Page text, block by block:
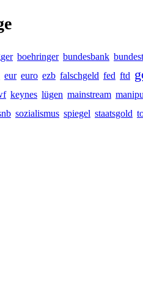
boehringer bundesbank
eur euro ezb falschgeld fed ftd
keynes lügen mainstream
sozialismus spiegel staatsgold